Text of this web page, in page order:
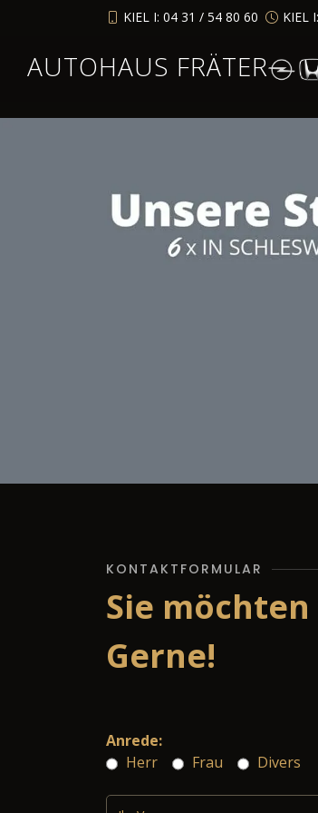
KIEL I: 04 31 / 54 80 60 KIEL
AUTOHAUS FRÄTER
KONTAKTFORMULAR
Sie
Gerne!
Anrede:
Herr
Frau Divers